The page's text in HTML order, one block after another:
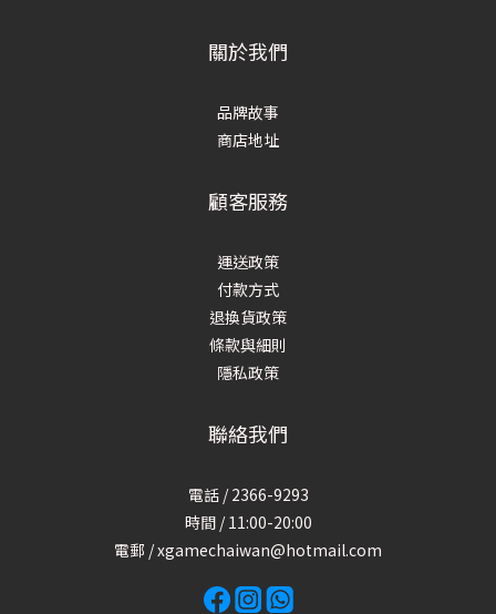
關於我們
品牌故事
商店地址
顧客服務
運送政策
付款方式
退換貨政策
條款與細則
隱私政策
聯絡我們
電話 / 2366-9293
時間 / 11:00-20:00
電郵 / xgamechaiwan@hotmail.com